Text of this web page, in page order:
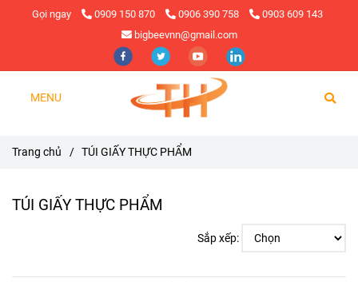
Gọi ngay 0909 150 870 0906 390 758
0903 609 143
bigbeevnn@gmail.com
MENU
Trang chủ / TÚI GIẤY THỰC PHẨM
TÚI GIẤY THỰC PHẨM
Sắp xếp: